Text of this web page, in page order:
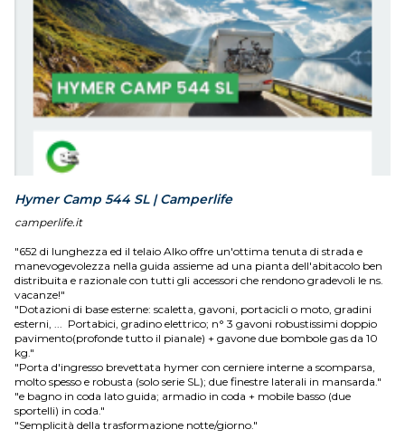
Hymer Camp 544 SL | Camperlife
camperlife.it
"652 di lunghezza ed il telaio Alko offre un'ottima tenuta di strada e
manevogevolezza nella guida assieme ad una pianta dell'abitacolo ben
distribuita e razionale con tutti gli accessori che rendono gradevoli le ns.
vacanze!"
"Dotazioni di base esterne: scaletta, gavoni, portacicli o moto, gradini
esterni, ... Portabici, gradino elettrico; n° 3 gavoni robustissimi doppio
pavimento(profonde tutto il pianale) + gavone due bombole gas da 10
kg."
"Porta d'ingresso brevettata hymer con cerniere interne a scomparsa,
molto spesso e robusta (solo serie SL); due finestre laterali in mansarda."
"e bagno in coda lato guida; armadio in coda + mobile basso (due
sportelli) in coda."
"Semplicità della trasformazione notte/giorno."